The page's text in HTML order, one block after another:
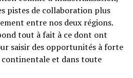
pistes de collaboration plus
entre nos deux régions.
tout à fait à ce dont ont
saisir des opportunités à forte
continentale et dans toute